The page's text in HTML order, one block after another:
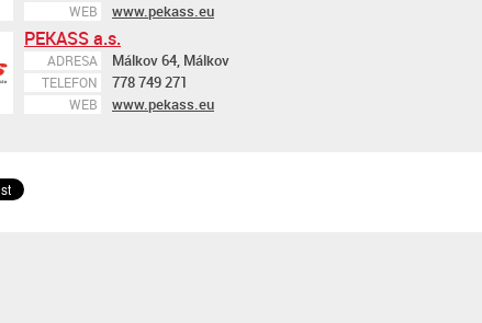
WEB www.pekass.eu
PEKASS a.s.
ADRESA Málkov 64, Málkov
TELEFON 778 749 271
WEB www.pekass.eu